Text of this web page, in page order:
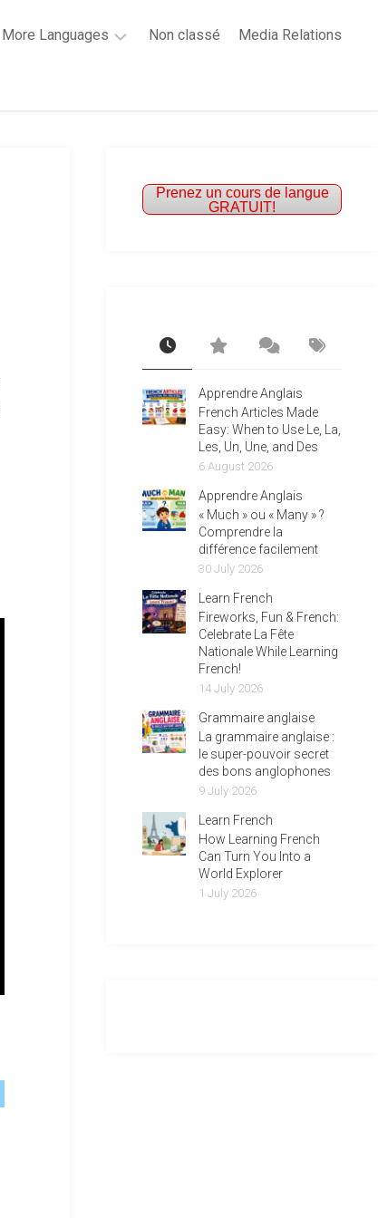
More Languages
French
Non classé Media Relations
Prenez un cours de langue
GRATUIT!
Apprendre Anglais
French Articles Made
Easy: When to Use Le, La,
Les, Un, Une, and Des
6 August 2026
Apprendre Anglais
« Much » ou « Many » ?
Comprendre la
différence facilement
30 July 2026
Learn French
Fireworks, Fun & French:
Celebrate La Fête
Nationale While Learning
French!
14 July 2026
Grammaire anglaise
La grammaire anglaise :
le super-pouvoir secret
des bons anglophones
9 July 2026
Learn French
How Learning French
Can Turn You Into a
World Explorer
1 July 2026